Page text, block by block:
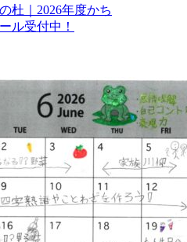
杜｜2026年度かち
ル受付中！